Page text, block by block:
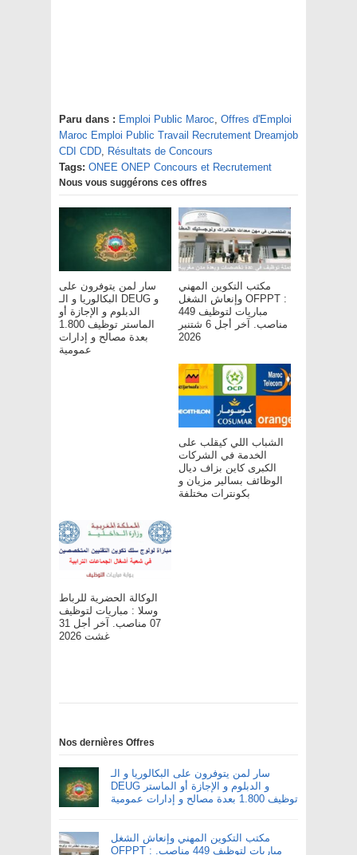
Paru dans : Emploi Public Maroc, Offres d'Emploi
Maroc Emploi Public Travail Recrutement Dreamjob
CDI CDD, Résultats de Concours
Tags: ONEE ONEP Concours et Recrutement
Nous vous suggérons ces offres
سار لمن يتوفرون على
البكالوريا و الـ DEUG و
الدبلوم و الإجازة أو
الماستر توظيف 1.800
بعدة مصالح و إدارات
عمومية
مكتب التكوين المهني
وإنعاش الشغل OFPPT :
مباريات لتوظيف 449
مناصب. آخر أجل 6 شتنبر
2026
الشباب اللي كيقلب على
الخدمة في الشركات
الكبرى كاين بزاف ديال
الوظائف بسالير مزيان و
بكونترات مختلفة
الوكالة الحضرية للرباط
وسلا : مباريات لتوظيف
07 مناصب. آخر أجل 31
غشت 2026
Nos dernières Offres
سار لمن يتوفرون على البكالوريا و الـ
DEUG و الدبلوم و الإجازة أو الماستر
توظيف 1.800 بعدة مصالح و إدارات عمومية
مكتب التكوين المهني وإنعاش الشغل
OFPPT : مباريات لتوظيف 449 مناصب.